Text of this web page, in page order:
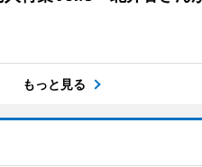
もっと見る